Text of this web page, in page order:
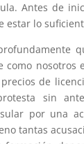
Antes de
estar lo
como nosotros
de
sin
por una
tantas